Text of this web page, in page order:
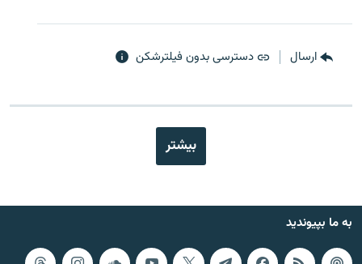
ارسال دسترسی بدون فیلترشکن
بیشتر
به ما بپیوندید